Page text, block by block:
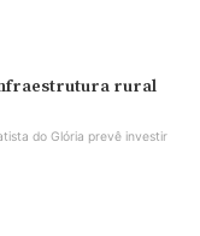
rural
do Glória prevê investir